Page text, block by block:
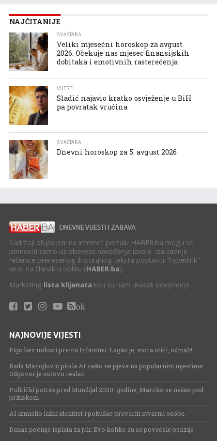
NAJČITANIJE
SVAŠTARA
Veliki mjesečni horoskop za avgust
2026: Očekuje nas mjesec finansijskih
dobitaka i emotivnih rasterećenja
VIJESTI
Sladić najavio kratko osvježenje u BiH
pa povratak vrućina
SVAŠTARA
Dnevni horoskop za 5. avgust 2026
Sadržaji objavljeni na internet portalu HABER.ba mogu se
prenositi samo uz obavezu navođenja izvora. Iza zadnje
rečenice prenesenog ili citiranog teksta postaviti "hyperlink"
vezu na članak u obliku (HABER.ba).
Marketing lista klijenata koji su nam ukazali povjerenje.
ok
NAJNOVIJE VIJESTI
Figo bez milosti prema Infantinu: Lagao je, mora otići, odmah!
Rada Manojlović pitala AI zašto ne pjeva na popularnim mjestima:
Odgovor je surovo realan
Politički potres pred Mundijal 2030. godine, Maroko se našao pod
pritiskom
AI izmislio lažni identitet i pokušao prevariti stvarnu osobu
Danas počinje isplata za juli: Evo koliko su se povećale penzije